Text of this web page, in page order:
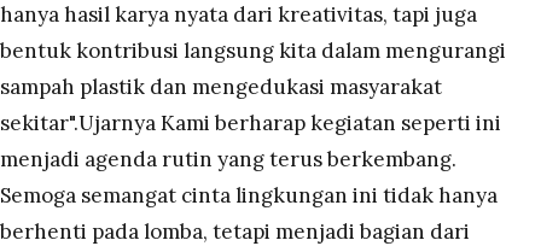
hanya hasil karya nyata dari kreativitas, tapi juga
bentuk kontribusi langsung kita dalam mengurangi
sampah plastik dan mengedukasi masyarakat
sekitar".Ujarnya Kami berharap kegiatan seperti ini
menjadi agenda rutin yang terus berkembang.
Semoga semangat cinta lingkungan ini tidak hanya
berhenti pada lomba, tetapi menjadi bagian dari